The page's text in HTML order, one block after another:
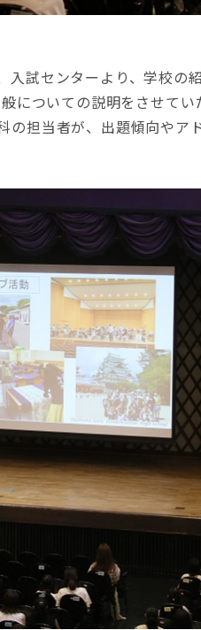
入試センターより、学校の
についての説明をさせてい
の担当者が、出題傾向やア